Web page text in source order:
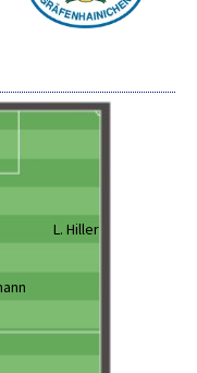
L. Hiller